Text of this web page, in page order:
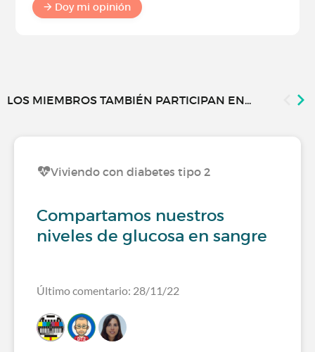
Doy mi opinión
LOS MIEMBROS TAMBIÉN PARTICIPAN EN...
Viviendo con diabetes tipo 2
Compartamos nuestros
niveles de glucosa en sangre
Último comentario: 28/11/22